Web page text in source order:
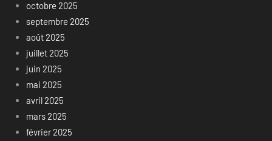
octobre 2025
septembre 2025
août 2025
juillet 2025
juin 2025
mai 2025
avril 2025
mars 2025
février 2025